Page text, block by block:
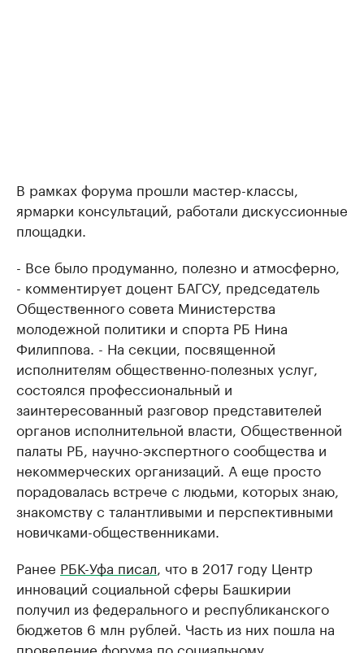
В рамках форума прошли мастер-классы,
ярмарки консультаций, работали дискуссионные
площадки.
- Все было продуманно, полезно и атмосферно,
- комментирует доцент БАГСУ, председатель
Общественного совета Министерства
молодежной политики и спорта РБ Нина
Филиппова. - На секции, посвященной
исполнителям общественно-полезных услуг,
состоялся профессиональный и
заинтересованный разговор представителей
органов исполнительной власти, Общественной
палаты РБ, научно-экспертного сообщества и
некоммерческих организаций. А еще просто
порадовалась встрече с людьми, которых знаю,
знакомству с талантливыми и перспективными
новичками-общественниками.
Ранее РБК-Уфа писал, что в 2017 году Центр
инноваций социальной сферы Башкирии
получил из федерального и республиканского
бюджетов 6 млн рублей. Часть из них пошла на
проведение форума по социальному